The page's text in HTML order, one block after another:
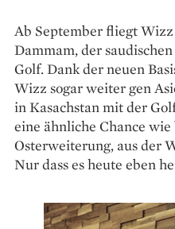
Ab September fliegt
Dammam, der
Golf. Dank der neuen
Wizz sogar weiter gen
in Kasachstan mit der
eine ähnliche Chance
Osterweiterung, aus der
Nur dass es heute eben